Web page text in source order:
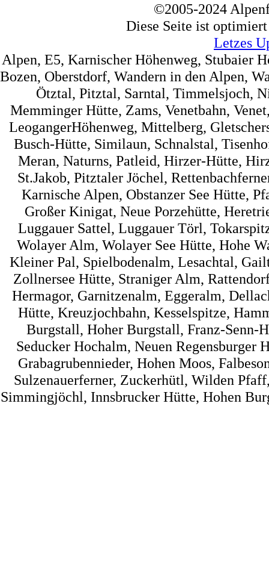
©2005-2024
Diese Seite ist
Letzes
Alpen, E5, Karnischer Höhenweg, Stubaier
Bozen, Oberstdorf, Wandern in den Alpen,
Ötztal, Pitztal, Sarntal, Timmelsjoch,
Memminger Hütte, Zams, Venetbahn,
LeogangerHöhenweg, Mittelberg,
Busch-Hütte, Similaun, Schnalstal,
Meran, Naturns, Patleid, Hirzer-Hütte,
St.Jakob, Pitztaler Jöchel,
Karnische Alpen, Obstanzer See Hütte,
Großer Kinigat, Neue Porzehütte,
Luggauer Sattel, Luggauer Törl,
Wolayer Alm, Wolayer See Hütte, Hohe
Kleiner Pal, Spielbodenalm, Lesachtal,
Zollnersee Hütte, Straniger Alm,
Hermagor, Garnitzenalm, Eggeralm,
Hütte, Kreuzjochbahn, Kesselspitze,
Burgstall, Hoher Burgstall, Franz-Senn-
Seducker Hochalm, Neuen Regensburger
Grabagrubennieder, Hohen Moos,
Sulzenauerferner, Zuckerhütl, Wilden
Simmingjöchl, Innsbrucker Hütte, Hohen